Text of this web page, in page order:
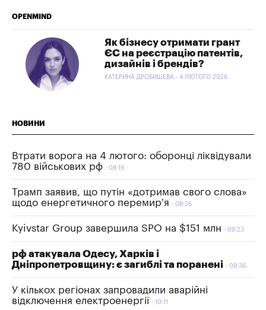
OPENMIND
Як бізнесу отримати грант
ЄС на реєстрацію патентів,
дизайнів і брендів?
КАТЕРИНА ДРОБИШЕВА - 4 ЛЮТОГО 2026
НОВИНИ
Втрати ворога на 4 лютого: оборонці ліквідували
780 військових рф
08:19
Трамп заявив, що путін «дотримав свого слова»
щодо енергетичного перемир’я
08:26
Kyivstar Group завершила SPO на $151 млн 09:23
рф атакувала Одесу, Харків і
Дніпропетровщину: є загиблі та поранені
09:36
У кількох регіонах запровадили аварійні
відключення електроенергії
10:11